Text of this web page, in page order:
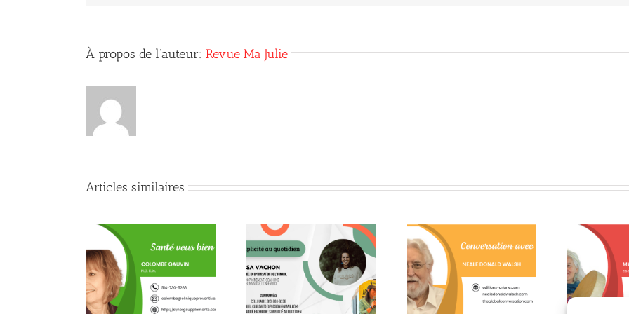
À propos de l’auteur: Revue Ma Julie
Articles similaires
Quand la conscience fait
son chemin jusque dans
l’assiette !
Quelques citations de
Neale Donald Walsch
Un moment de pure
gratitude!